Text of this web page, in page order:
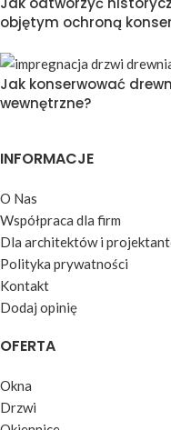
objętym ochroną
Jak konserwować
wewnętrzne?
INFORMACJE
O Nas
Współpraca dla firm
Dla architektów i
Polityka prywatności
Kontakt
Dodaj opinię
OFERTA
Okna
Drzwi